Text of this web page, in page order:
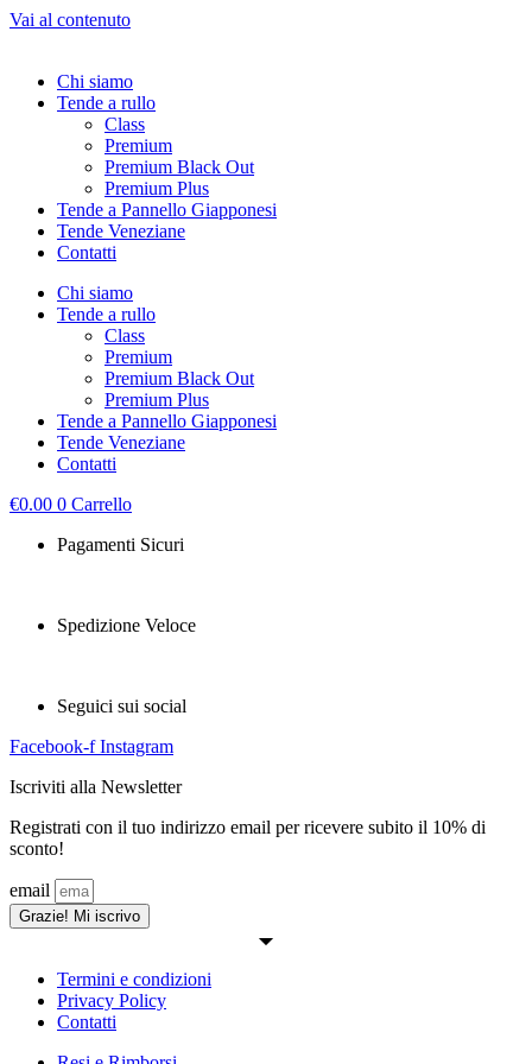
Vai al contenuto
Chi siamo
Tende a rullo
Class
Premium
Premium Black Out
Premium Plus
Tende a Pannello Giapponesi
Tende Veneziane
Contatti
Chi siamo
Tende a rullo
Class
Premium
Premium Black Out
Premium Plus
Tende a Pannello Giapponesi
Tende Veneziane
Contatti
€0.00 0 Carrello
Pagamenti Sicuri
Spedizione Veloce
Seguici sui social
Facebook-f Instagram
Iscriviti alla Newsletter
Registrati con il tuo indirizzo email per ricevere subito il 10% di
sconto!
email
Grazie! Mi iscrivo
Termini e condizioni
Privacy Policy
Contatti